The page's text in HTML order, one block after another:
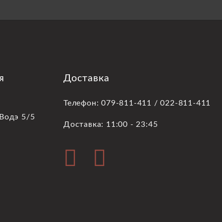
5/5
Доставка
Телефон: 079-811-411 / 022-811-411
Доставка: 11:00 - 23:45